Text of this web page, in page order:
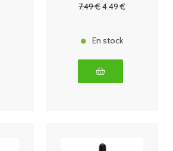
7.49€4.49 €
En stock